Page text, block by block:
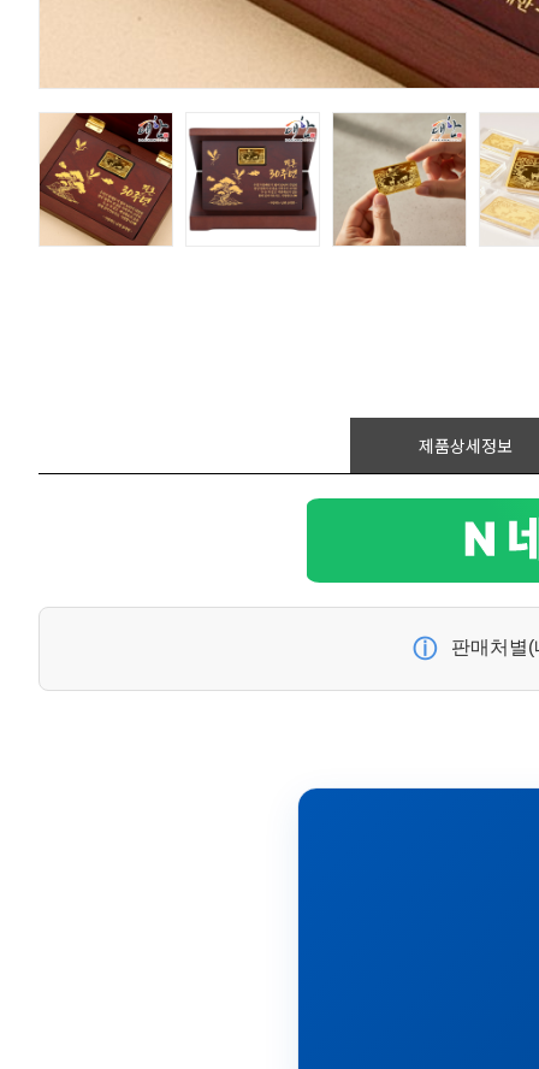
제품상세정보
ⓘ 판매처별